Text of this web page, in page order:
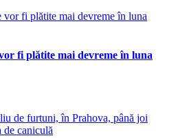
fi plătite mai devreme în luna